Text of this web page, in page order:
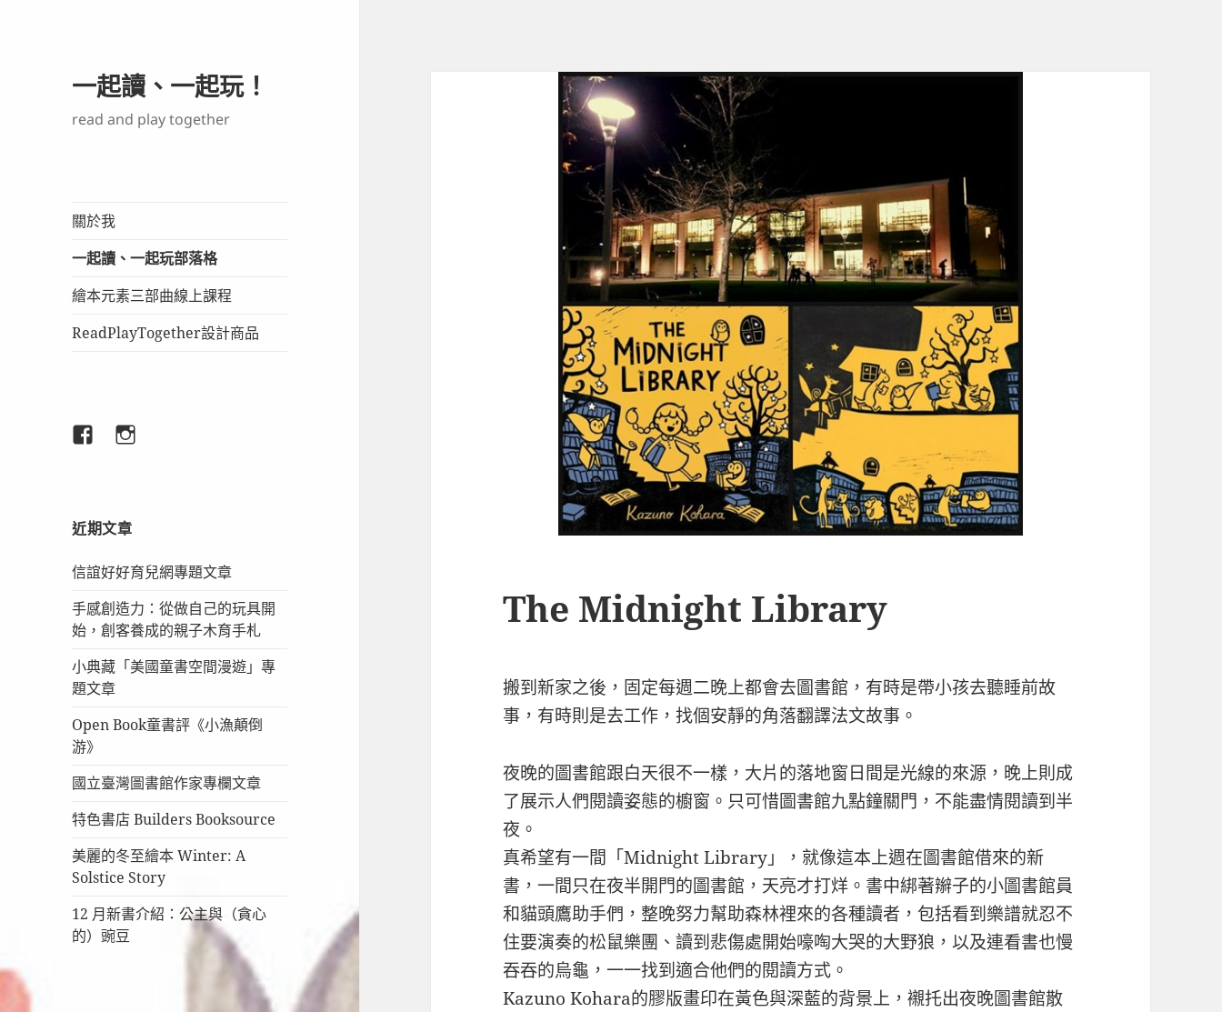
一起讀、一起玩！
read and play together
關於我
一起讀、一起玩部落格
繪本元素三部曲線上課程
ReadPlayTogether設計商品
臉
頁
IG
近期文章
信誼好好育兒網專題文章
手感創造力：從做自己的玩具開
始，創客養成的親子木育手札
小典藏「美國童書空間漫遊」專
題文章
Open Book童書評《小漁顛倒
游》
國立臺灣圖書館作家專欄文章
特色書店 Builders Booksource
美麗的冬至繪本 Winter: A
Solstice Story
12 月新書介紹：公主與（貪心
的）豌豆
The Midnight Library
搬到新家之後，固定每週二晚上都會去圖書館，有時是帶小孩去聽睡前故
事，有時則是去工作，找個安靜的角落翻譯法文故事。
夜晚的圖書館跟白天很不一樣，大片的落地窗日間是光線的來源，晚上則成
了展示人們閱讀姿態的櫥窗。只可惜圖書館九點鐘關門，不能盡情閱讀到半
夜。
真希望有一間「Midnight Library」，就像這本上週在圖書館借來的新
書，一間只在夜半開門的圖書館，天亮才打烊。書中綁著辮子的小圖書館員
和貓頭鷹助手們，整晚努力幫助森林裡來的各種讀者，包括看到樂譜就忍不
住要演奏的松鼠樂團、讀到悲傷處開始嚎啕大哭的大野狼，以及連看書也慢
吞吞的烏龜，一一找到適合他們的閱讀方式。
Kazuno Kohara的膠版畫印在黃色與深藍的背景上，襯托出夜晚圖書館散